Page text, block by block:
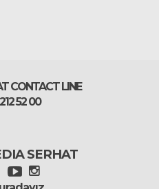
CONTACT LINE
52 00
SERHAT